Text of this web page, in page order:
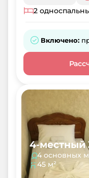
2
Включено:
4-местный
4 основных
45 м²